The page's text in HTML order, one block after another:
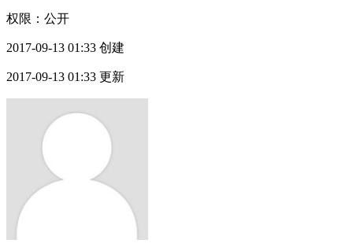
权限：公开
2017-09-13 01:33 创建
2017-09-13 01:33 更新